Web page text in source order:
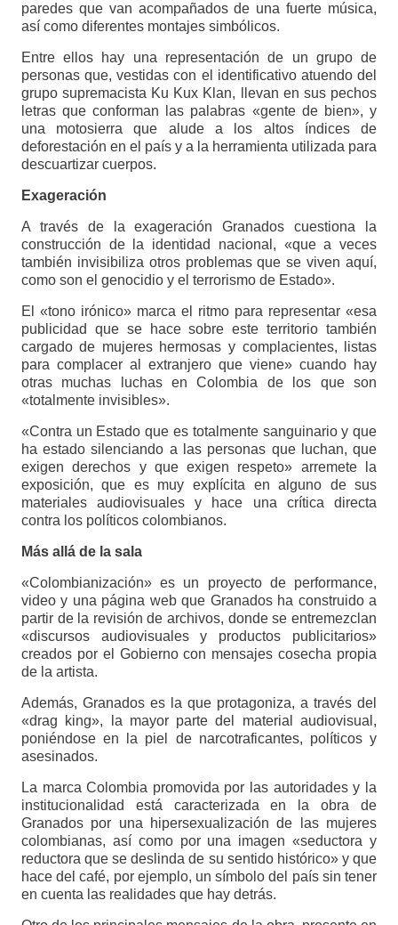
paredes que van acompañados de una fuerte música,
así como diferentes montajes simbólicos.
Entre ellos hay una representación de un grupo de
personas que, vestidas con el identificativo atuendo del
grupo supremacista Ku Kux Klan, llevan en sus pechos
letras que conforman las palabras «gente de bien», y
una motosierra que alude a los altos índices de
deforestación en el país y a la herramienta utilizada para
descuartizar cuerpos.
Exageración
A través de la exageración Granados cuestiona la
construcción de la identidad nacional, «que a veces
también invisibiliza otros problemas que se viven aquí,
como son el genocidio y el terrorismo de Estado».
El «tono irónico» marca el ritmo para representar «esa
publicidad que se hace sobre este territorio también
cargado de mujeres hermosas y complacientes, listas
para complacer al extranjero que viene» cuando hay
otras muchas luchas en Colombia de los que son
«totalmente invisibles».
«Contra un Estado que es totalmente sanguinario y que
ha estado silenciando a las personas que luchan, que
exigen derechos y que exigen respeto» arremete la
exposición, que es muy explícita en alguno de sus
materiales audiovisuales y hace una crítica directa
contra los políticos colombianos.
Más allá de la sala
«Colombianización» es un proyecto de performance,
video y una página web que Granados ha construido a
partir de la revisión de archivos, donde se entremezclan
«discursos audiovisuales y productos publicitarios»
creados por el Gobierno con mensajes cosecha propia
de la artista.
Además, Granados es la que protagoniza, a través del
«drag king», la mayor parte del material audiovisual,
poniéndose en la piel de narcotraficantes, políticos y
asesinados.
La marca Colombia promovida por las autoridades y la
institucionalidad está caracterizada en la obra de
Granados por una hipersexualización de las mujeres
colombianas, así como por una imagen «seductora y
reductora que se deslinda de su sentido histórico» y que
hace del café, por ejemplo, un símbolo del país sin tener
en cuenta las realidades que hay detrás.